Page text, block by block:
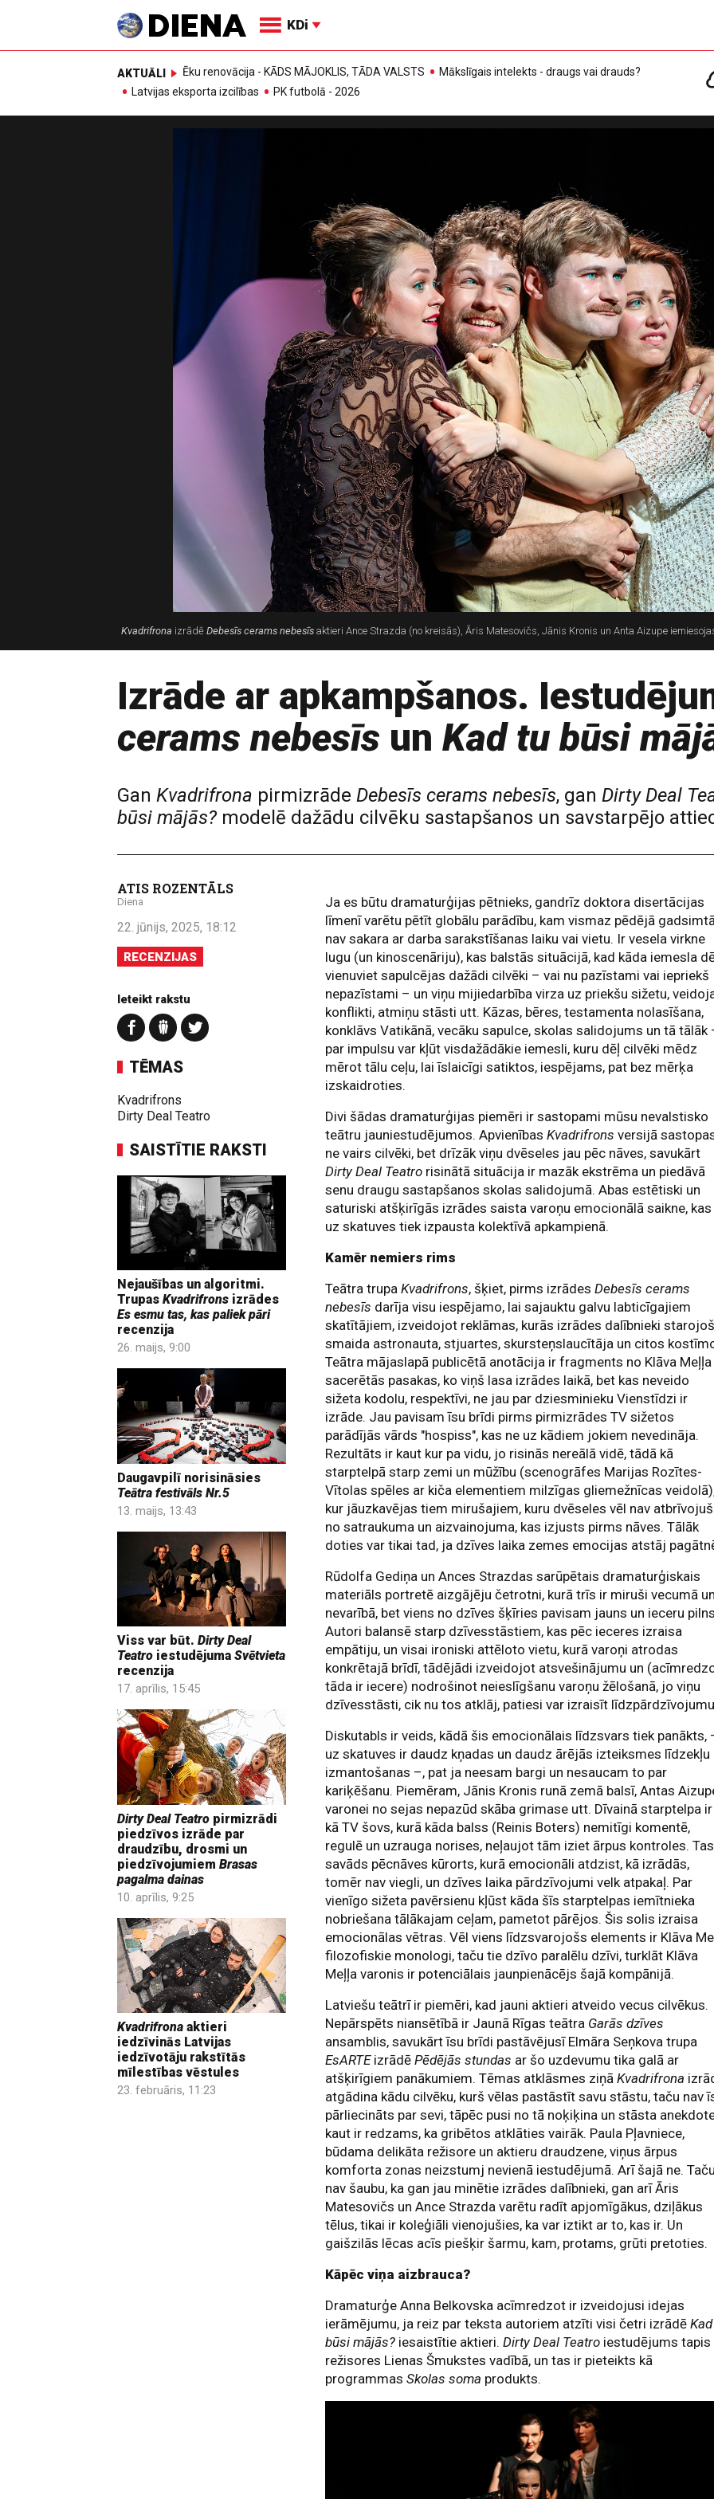
KDi
AKTUĀLI Ēku renovācija - KĀDS MĀJOKLIS, TĀDA VALSTS
Mākslīgais intelekts - draugs vai drauds?
Latvijas eksporta izcilības
PK futbolā - 2026
Kvadrifrona izrādē Debesīs cerams nebesīs aktieri Ance Strazda (no kreisās), Āris Matesovičs, Jānis Kronis un Anta Aizupe
Izrāde ar apkampšanos.
cerams nebesīs un Kad tu būsi
Gan Kvadrifrona pirmizrāde Debesīs cerams nebesīs, gan Dirty Deal
būsi mājās? modelē dažādu cilvēku sastapšanos un savstarpējo
ATIS ROZENTĀLS
Diena
22. jūnijs, 2025, 18:12
RECENZIJAS
Ieteikt rakstu
TĒMAS
Kvadrifrons
Dirty Deal Teatro
SAISTĪTIE RAKSTI
Nejaušības un algoritmi.
Trupas Kvadrifrons izrādes
Es esmu tas, kas paliek pāri
recenzija
26. maijs, 9:00
Daugavpilī norisināsies
Teātra festivāls Nr.5
13. maijs, 13:43
Viss var būt. Dirty Deal
Teatro iestudējuma Svētvieta
recenzija
17. aprīlis, 15:45
Dirty Deal Teatro pirmizrādi
piedzīvos izrāde par
draudzību, drosmi un
piedzīvojumiem Brasas
pagalma dainas
10. aprīlis, 9:25
Kvadrifrona aktieri
iedzīvinās Latvijas
iedzīvotāju rakstītās
mīlestības vēstules
23. februāris, 11:23
Ja es būtu dramaturģijas pētnieks, gandrīz doktora disertācijas
līmenī varētu pētīt globālu parādību, kam vismaz pēdējā
nav sakara ar darba sarakstīšanas laiku vai vietu. Ir vesela virkne
lugu (un kinoscenāriju), kas balstās situācijā, kad kāda iemesla
vienuviet sapulcējas dažādi cilvēki – vai nu pazīstami vai iepriekš
nepazīstami – un viņu mijiedarbība virza uz priekšu sižetu,
konflikti, atmiņu stāsti utt. Kāzas, bēres, testamenta nolasīšana,
konklāvs Vatikānā, vecāku sapulce, skolas salidojums un tā tālāk
par impulsu var kļūt visdažādākie iemesli, kuru dēļ cilvēki mēdz
mērot tālu ceļu, lai īslaicīgi satiktos, iespējams, pat bez mērķa
izskaidroties.
Divi šādas dramaturģijas piemēri ir sastopami mūsu nevalstisko
teātru jauniestudējumos. ApvienībasKvadrifrons versijā
ne vairs cilvēki, bet drīzāk viņu dvēseles jau pēc nāves, savukārt
Dirty Deal Teatro risinātā situācija ir mazāk ekstrēma un piedāvā
senu draugu sastapšanos skolas salidojumā. Abas estētiski un
saturiski atšķirīgās izrādes saista varoņu emocionālā saikne, kas
uz skatuves tiek izpausta kolektīvā apkampienā.
Kamēr nemiers rims
Teātra trupaKvadrifrons, šķiet, pirms izrādesDebesīs cerams
nebesīs darīja visu iespējamo, lai sajauktu galvu labticīgajiem
skatītājiem, izveidojot reklāmas, kurās izrādes dalībnieki
smaida astronauta, stjuartes, skursteņslaucītāja un citos
Teātra mājaslapā publicētā anotācija ir fragments no Klāva Meļļa
sacerētās pasakas, ko viņš lasa izrādes laikā, bet kas neveido
sižeta kodolu, respektīvi, ne jau par dziesminieku Vienstīdzi ir
izrāde. Jau pavisam īsu brīdi pirms pirmizrādes TV sižetos
parādījās vārds "hospiss", kas ne uz kādiem jokiem nevedināja.
Rezultāts ir kaut kur pa vidu, jo risinās nereālā vidē, tādā kā
starptelpā starp zemi un mūžību (scenogrāfes Marijas Rozītes-
Vītolas spēles ar kiča elementiem milzīgas gliemežnīcas
kur jāuzkavējas tiem mirušajiem, kuru dvēseles vēl nav
no satraukuma un aizvainojuma, kas izjusts pirms nāves. Tālāk
doties var tikai tad, ja dzīves laika zemes emocijas atstāj
Rūdolfa Gediņa un Ances Strazdas sarūpētais dramaturģiskais
materiāls portretē aizgājēju četrotni, kurā trīs ir miruši vecumā un
nevarībā, bet viens no dzīves šķīries pavisam jauns un ieceru
Autori balansē starp dzīvesstāstiem, kas pēc ieceres izraisa
empātiju, un visai ironiski attēloto vietu, kurā varoņi atrodas
konkrētajā brīdī, tādējādi izveidojot atsvešinājumu un
tāda ir iecere) nodrošinot neieslīgšanu varoņu žēlošanā, jo viņu
dzīvesstāsti, cik nu tos atklāj, patiesi var izraisīt
Diskutabls ir veids, kādā šis emocionālais līdzsvars tiek panākts,
uz skatuves ir daudz kņadas un daudz ārējās izteiksmes līdzekļu
izmantošanas –, pat ja neesam bargi un nesaucam to par
kariķēšanu. Piemēram, Jānis Kronis runā zemā balsī, Antas
varonei no sejas nepazūd skāba grimase utt. Dīvainā starptelpa ir
kā TV šovs, kurā kāda balss (Reinis Boters) nemitīgi komentē,
regulē un uzrauga norises, neļaujot tām iziet ārpus kontroles.
savāds pēcnāves kūrorts, kurā emocionāli atdzist, kā izrādās,
tomēr nav viegli, un dzīves laika pārdzīvojumi velk atpakaļ. Par
vienīgo sižeta pavērsienu kļūst kāda šīs starptelpas iemītnieka
nobriešana tālākajam ceļam, pametot pārējos. Šis solis izraisa
emocionālas vētras. Vēl viens līdzsvarojošs elements ir Klāva
filozofiskie monologi, taču tie dzīvo paralēlu dzīvi, turklāt Klāva
Meļļa varonis ir potenciālais jaunpienācējs šajā kompānijā.
Latviešu teātrī ir piemēri, kad jauni aktieri atveido vecus cilvēkus.
Nepārspēts niansētībā ir Jaunā Rīgas teātra Garās dzīves
ansamblis, savukārt īsu brīdi pastāvējusī Elmāra Seņkova trupa
EsARTEizrādēPēdējās stundas ar šo uzdevumu tika galā ar
atšķirīgiem panākumiem. Tēmas atklāsmes ziņāKvadrifrona
atgādina kādu cilvēku, kurš vēlas pastāstīt savu stāstu, taču nav
pārliecināts par sevi, tāpēc pusi no tā noķiķina un stāsta
kaut ir redzams, ka gribētos atklāties vairāk. Paula Pļavniece,
būdama delikāta režisore un aktieru draudzene, viņus ārpus
komforta zonas neizstumj nevienā iestudējumā. Arī šajā ne. Taču
nav šaubu, ka gan jau minētie izrādes dalībnieki, gan arī Āris
Matesovičs un Ance Strazda varētu radīt apjomīgākus, dziļākus
tēlus, tikai ir koleģiāli vienojušies, ka var iztikt ar to, kas ir. Un
gaišzilās lēcas acīs piešķir šarmu, kam, protams, grūti pretoties.
Kāpēc viņa aizbrauca?
Dramaturģe Anna Belkovska acīmredzot ir izveidojusi idejas
ierāmējumu, ja reiz par teksta autoriem atzīti visi četri izrādē
būsi mājās? iesaistītie aktieri.Dirty Deal Teatro iestudējums tapis
režisores Lienas Šmukstes vadībā, un tas ir pieteikts kā
programmasSkolas soma produkts.